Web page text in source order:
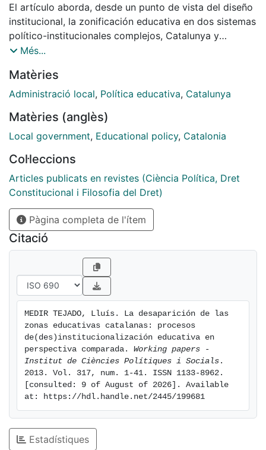
El artículo aborda, desde un punto de vista del diseño
institucional, la zonificación educativa en dos sistemas
político-institucionales complejos, Catalunya y
Estados Unidos de América, en un marco de
diseño institucional que emergen de la creación de
espacios de gestión donde confluyen distintos niveles
el foco de atención principal. A pesar de las grandes
diferencias entre ambas realidades, es posible
de la zonificación educativa en Cataluña -donde el
papel de los gobiernos locales está jurídicamente muy
limitado y donde la prestación del servicio público
educativo se realiza de forma muy centralizada-. Así, a
partir de la comparación con el caso americano, se
puede concluir que la zonificación educativa y la
corresponsabilidad educativa local en Catalunya se
han implementado en un entorno jurídico-político
"adverso" y con un diseño institucional "ajeno" que han
desencadenado finalmente en su desaparición.
Més...
Matèries
Administració local, Política educativa, Catalunya
Matèries (anglès)
Local government, Educational policy, Catalonia
Col·leccions
Articles publicats en revistes (Ciència Política, Dret
Constitucional i Filosofia del Dret)
Pàgina completa de l'ítem
Citació
MEDIR TEJADO, Lluís. La desaparición de las
zonas educativas catalanas: procesos
de(des)institucionalización educativa en
perspectiva comparada. Working papers -
Institut de Ciències Polítiques i Socials .
2013. Vol. 317, num. 1-41. ISSN 1133-8962.
[consulted: 9 of August of 2026]. Available
at: https://hdl.handle.net/2445/199681
Estadístiques